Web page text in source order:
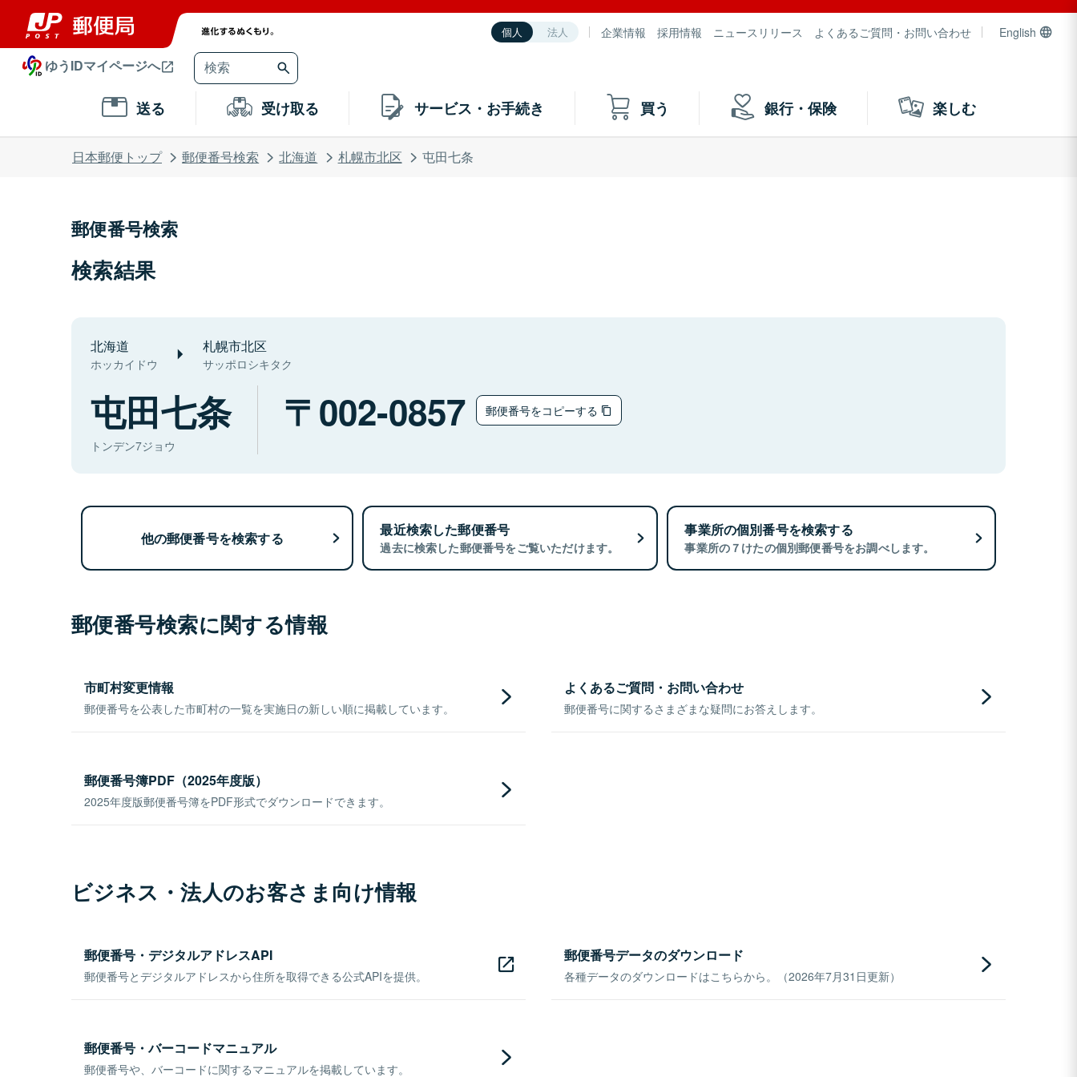
個人 法人 企業情報 採用情報 ニュースリリース よくあるご質問・お問い合わせ English
ゆうIDマイページへ
送る 受け取る サービス・お手続き 買う 銀行・保険 楽しむ
日本郵便トップ 郵便番号検索 北海道 札幌市北区 屯田七条
郵便番号検索
検索結果
北海道
ホッカイドウ
札幌市北区
サッポロシキタク
屯田七条
トンデン7ジョウ
002-0857 郵便番号をコピーする
他の郵便番号を検索する 最近検索した郵便番号
過去に検索した郵便番号をご覧いただけます。
事業所の個別番号を検索する
事業所の７けたの個別郵便番号をお調べします。
郵便番号検索に関する情報
市町村変更情報
郵便番号を公表した市町村の一覧を実施日の新しい順に掲載しています。
よくあるご質問・お問い合わせ
郵便番号に関するさまざまな疑問にお答えします。
郵便番号簿PDF（2025年度版）
2025年度版郵便番号簿をPDF形式でダウンロードできます。
ビジネス・法人のお客さま向け情報
郵便番号・デジタルアドレスAPI
郵便番号とデジタルアドレスから住所を取得できる公式APIを提供。
郵便番号データのダウンロード
各種データのダウンロードはこちらから。（2026年7月31日更新）
郵便番号・バーコードマニュアル
郵便番号や、バーコードに関するマニュアルを掲載しています。